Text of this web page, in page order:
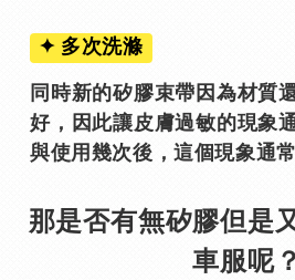
✦ 多次洗滌
同時新的矽膠束帶因為材質
好，因此讓皮膚過敏的現象
與使用幾次後，這個現象通常
那是否有無矽膠但是
車服呢？